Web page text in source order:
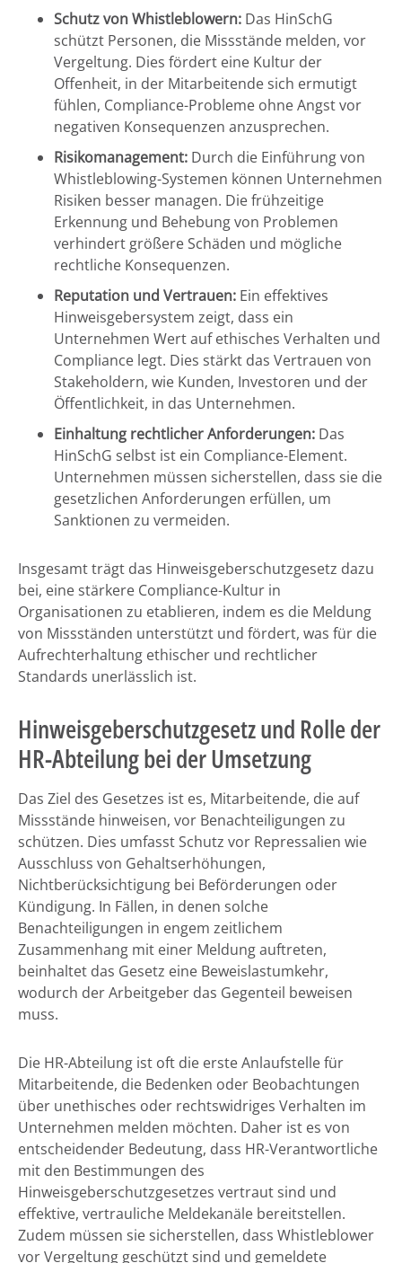
Schutz von Whistleblowern: Das HinSchG
schützt Personen, die Missstände melden, vor
Vergeltung. Dies fördert eine Kultur der
Offenheit, in der Mitarbeitende sich ermutigt
fühlen, Compliance-Probleme ohne Angst vor
negativen Konsequenzen anzusprechen.
Risikomanagement: Durch die Einführung von
Whistleblowing-Systemen können Unternehmen
Risiken besser managen. Die frühzeitige
Erkennung und Behebung von Problemen
verhindert größere Schäden und mögliche
rechtliche Konsequenzen.
Reputation und Vertrauen: Ein effektives
Hinweisgebersystem zeigt, dass ein
Unternehmen Wert auf ethisches Verhalten und
Compliance legt. Dies stärkt das Vertrauen von
Stakeholdern, wie Kunden, Investoren und der
Öffentlichkeit, in das Unternehmen.
Einhaltung rechtlicher Anforderungen: Das
HinSchG selbst ist ein Compliance-Element.
Unternehmen müssen sicherstellen, dass sie die
gesetzlichen Anforderungen erfüllen, um
Sanktionen zu vermeiden.
Insgesamt trägt das Hinweisgeberschutzgesetz dazu
bei, eine stärkere Compliance-Kultur in
Organisationen zu etablieren, indem es die Meldung
von Missständen unterstützt und fördert, was für die
Aufrechterhaltung ethischer und rechtlicher
Standards unerlässlich ist.
Hinweisgeberschutzgesetz und Rolle der
HR-Abteilung bei der Umsetzung
Das Ziel des Gesetzes ist es, Mitarbeitende, die auf
Missstände hinweisen, vor Benachteiligungen zu
schützen. Dies umfasst Schutz vor Repressalien wie
Ausschluss von Gehaltserhöhungen,
Nichtberücksichtigung bei Beförderungen oder
Kündigung. In Fällen, in denen solche
Benachteiligungen in engem zeitlichem
Zusammenhang mit einer Meldung auftreten,
beinhaltet das Gesetz eine Beweislastumkehr,
wodurch der Arbeitgeber das Gegenteil beweisen
muss.
Die HR-Abteilung ist oft die erste Anlaufstelle für
Mitarbeitende, die Bedenken oder Beobachtungen
über unethisches oder rechtswidriges Verhalten im
Unternehmen melden möchten. Daher ist es von
entscheidender Bedeutung, dass HR-Verantwortliche
mit den Bestimmungen des
Hinweisgeberschutzgesetzes vertraut sind und
effektive, vertrauliche Meldekanäle bereitstellen.
Zudem müssen sie sicherstellen, dass Whistleblower
vor Vergeltung geschützt sind und gemeldete